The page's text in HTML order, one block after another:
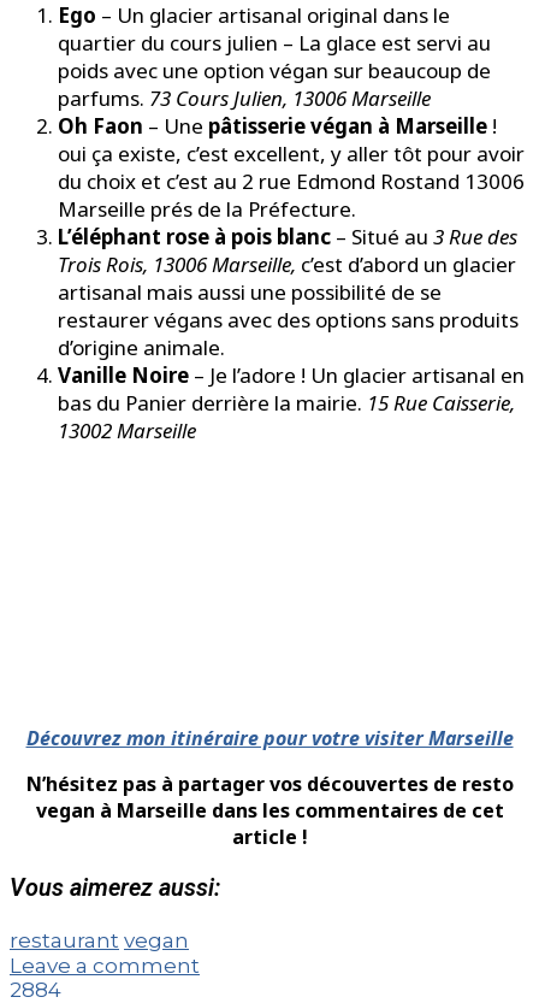
Ego – Un glacier artisanal original dans le
quartier du cours julien – La glace est servi au
poids avec une option végan sur beaucoup de
parfums. 73 Cours Julien, 13006 Marseille
Oh Faon – Une pâtisserie végan à Marseille !
oui ça existe, c’est excellent, y aller tôt pour avoir
du choix et c’est au 2 rue Edmond Rostand 13006
Marseille prés de la Préfecture.
L’éléphant rose à pois blanc – Situé au 3 Rue des
Trois Rois, 13006Marseille, c’est d’abord un glacier
artisanal mais aussi une possibilité de se
restaurer végans avec des options sans produits
d’origine animale.
Vanille Noire – Je l’adore ! Un glacier artisanal en
bas du Panier derrière la mairie. 15 Rue Caisserie,
13002 Marseille
Découvrez mon itinéraire pour votre visiter Marseille
N’hésitez pas à partager vos découvertes de resto
vegan à Marseille dans les commentaires de cet
article !
Vous aimerez aussi:
restaurant vegan
Leave a comment
2884